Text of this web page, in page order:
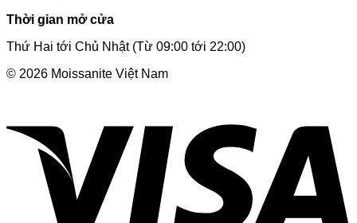
Thời gian mở cửa
Thứ Hai tới Chủ Nhật (Từ 09:00 tới 22:00)
© 2026 Moissanite Việt Nam